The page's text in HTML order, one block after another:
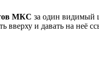
МКС за один видимый
и давать на неё